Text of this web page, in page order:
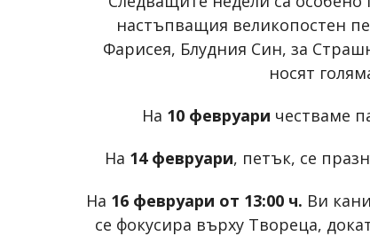
настъпващия великопостен
Фарисея, Блудния Син, за
носят
На 10 февруари честваме
На 14 февруари, петък, се
На 16 февруари от 13:00 ч. Ви
се фокусира върху Твореца,